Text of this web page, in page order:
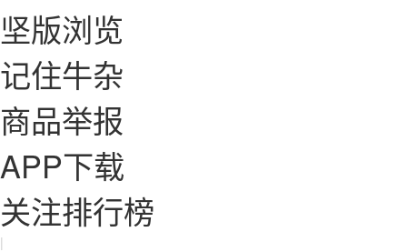
坚版浏览
记住牛杂
商品举报
APP下载
关注排行榜
|